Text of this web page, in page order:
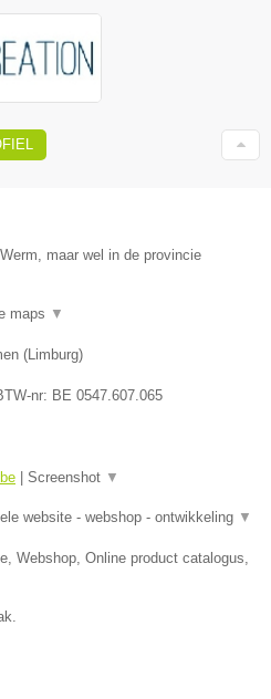
maar wel in de provincie
maps ▼
(Limburg)
nr: BE 0547.607.065
Screenshot ▼
website - webshop - ontwikkeling ▼
Webshop, Online product catalogus,